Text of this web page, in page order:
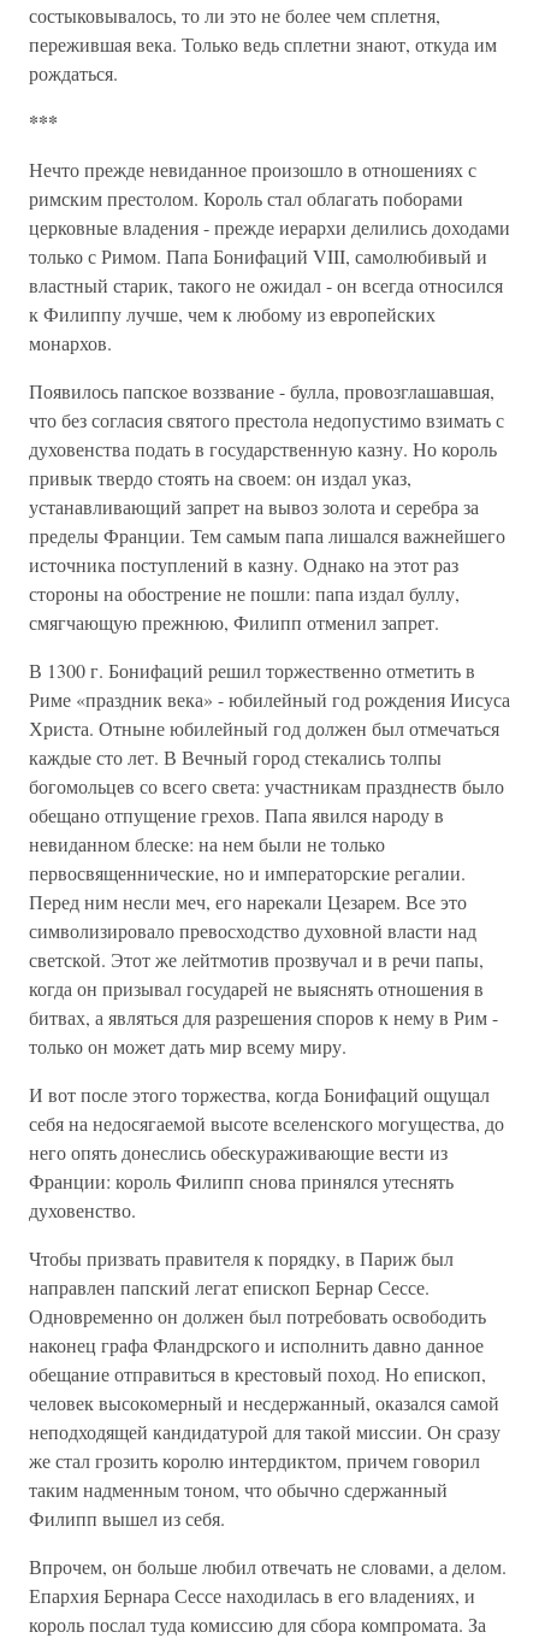
состыковывалось, то ли это не более чем сплетня,
пережившая века. Только ведь сплетни знают, откуда им
рождаться.
***
Нечто прежде невиданное произошло в отношениях с
римским престолом. Король стал облагать поборами
церковные владения - прежде иерархи делились доходами
только с Римом. Папа Бонифаций VIII, самолюбивый и
властный старик, такого не ожидал - он всегда относился
к Филиппу лучше, чем к любому из европейских
монархов.
Появилось папское воззвание - булла, провозглашавшая,
что без согласия святого престола недопустимо взимать с
духовенства подать в государственную казну. Но король
привык твердо стоять на своем: он издал указ,
устанавливающий запрет на вывоз золота и серебра за
пределы Франции. Тем самым папа лишался важнейшего
источника поступлений в казну. Однако на этот раз
стороны на обострение не пошли: папа издал буллу,
смягчающую прежнюю, Филипп отменил запрет.
В 1300 г. Бонифаций решил торжественно отметить в
Риме «праздник века» - юбилейный год рождения Иисуса
Христа. Отныне юбилейный год должен был отмечаться
каждые сто лет. В Вечный город стекались толпы
богомольцев со всего света: участникам празднеств было
обещано отпущение грехов. Папа явился народу в
невиданном блеске: на нем были не только
первосвященнические, но и императорские регалии.
Перед ним несли меч, его нарекали Цезарем. Все это
символизировало превосходство духовной власти над
светской. Этот же лейтмотив прозвучал и в речи папы,
когда он призывал государей не выяснять отношения в
битвах, а являться для разрешения споров к нему в Рим -
только он может дать мир всему миру.
И вот после этого торжества, когда Бонифаций ощущал
себя на недосягаемой высоте вселенского могущества, до
него опять донеслись обескураживающие вести из
Франции: король Филипп снова принялся утеснять
духовенство.
Чтобы призвать правителя к порядку, в Париж был
направлен папский легат епископ Бернар Сессе.
Одновременно он должен был потребовать освободить
наконец графа Фландрского и исполнить давно данное
обещание отправиться в крестовый поход. Но епископ,
человек высокомерный и несдержанный, оказался самой
неподходящей кандидатурой для такой миссии. Он сразу
же стал грозить королю интердиктом, причем говорил
таким надменным тоном, что обычно сдержанный
Филипп вышел из себя.
Впрочем, он больше любил отвечать не словами, а делом.
Епархия Бернара Сессе находилась в его владениях, и
король послал туда комиссию для сбора компромата. За